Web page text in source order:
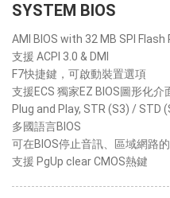
SYSTEM BIOS
AMI BIOS with 32 MB SPI Flash
支援 ACPI 3.0 & DMI
F7快捷鍵，可啟動裝置選項
支援ECS 獨家EZ BIOS圖形化介
Plug and Play, STR (S3) / STD
多國語言BIOS
可在BIOS停止音訊、區域網路
支援 PgUp clear CMOS熱鍵